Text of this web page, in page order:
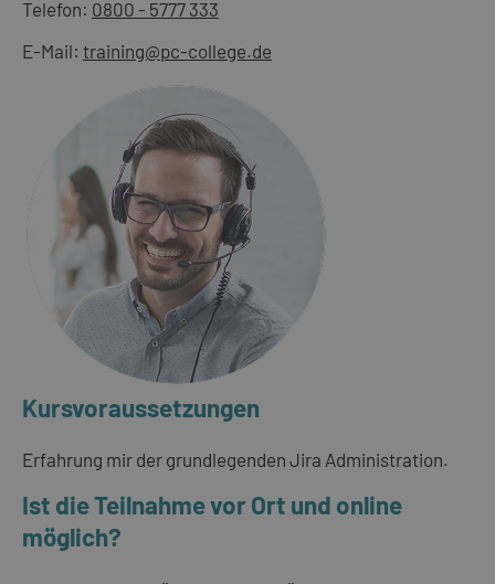
Telefon: 0800 - 5777 333
E-Mail: training@pc-college.de
Kursvoraussetzungen
Erfahrung mir der grundlegenden Jira Administration.
Ist die Teilnahme vor Ort und online
möglich?